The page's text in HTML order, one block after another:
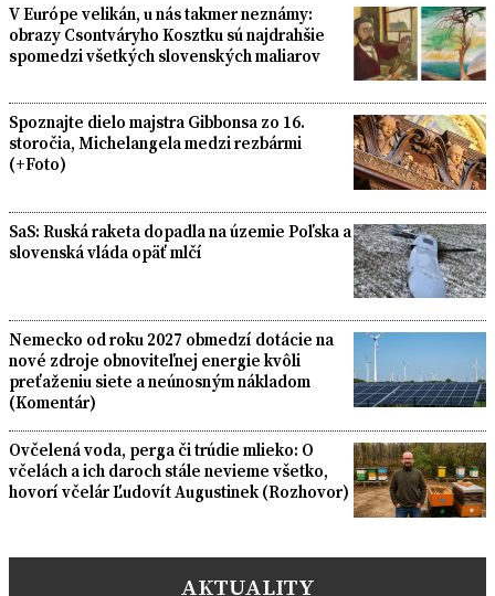
V Európe velikán, u nás takmer neznámy:
obrazy Csontváryho Kosztku sú najdrahšie
spomedzi všetkých slovenských maliarov
Spoznajte dielo majstra Gibbonsa zo 16.
storočia, Michelangela medzi rezbármi
(+Foto)
SaS: Ruská raketa dopadla na územie Poľska a
slovenská vláda opäť mlčí
Nemecko od roku 2027 obmedzí dotácie na
nové zdroje obnoviteľnej energie kvôli
preťaženiu siete a neúnosným nákladom
(Komentár)
Ovčelená voda, perga či trúdie mlieko: O
včelách a ich daroch stále nevieme všetko,
hovorí včelár Ľudovít Augustinek (Rozhovor)
AKTUALITY